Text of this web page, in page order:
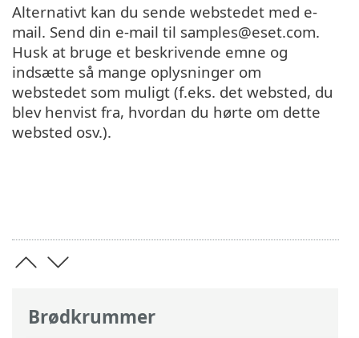
Brødkrummer
Alternativt kan du sende webstedet med e-
mail. Send din e-mail til samples@eset.com.
Husk at bruge et beskrivende emne og
indsætte så mange oplysninger om
webstedet som muligt (f.eks. det websted, du
blev henvist fra, hvordan du hørte om dette
websted osv.).